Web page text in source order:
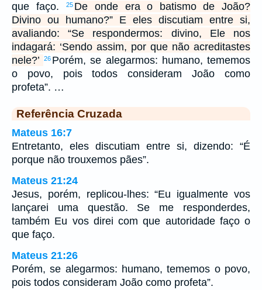
que faço.
25 De onde era o batismo de João?
Divino ou humano?” E eles discutiam entre si,
avaliando: “Se respondermos: divino, Ele nos
indagará: ‘Sendo assim, por que não acreditastes
nele?’
26 Porém, se alegarmos: humano, tememos
o povo, pois todos consideram João como
profeta”. …
Referência Cruzada
Mateus 16:7
Entretanto, eles discutiam entre si, dizendo: “É
porque não trouxemos pães”.
Mateus 21:24
Jesus, porém, replicou-lhes: “Eu igualmente vos
lançarei uma questão. Se me responderdes,
também Eu vos direi com que autoridade faço o
que faço.
Mateus 21:26
Porém, se alegarmos: humano, tememos o povo,
pois todos consideram João como profeta”.